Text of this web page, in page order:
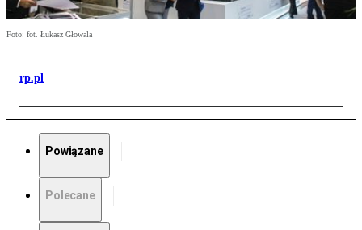
Foto: fot. Łukasz Głowala
rp.pl
Powiązane
Polecane